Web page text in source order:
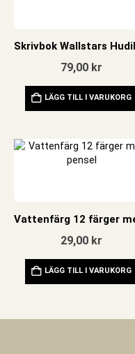
79,00 kr
LÄGG TILL I VARUKORG
29,00 kr
LÄGG TILL I VARUKORG